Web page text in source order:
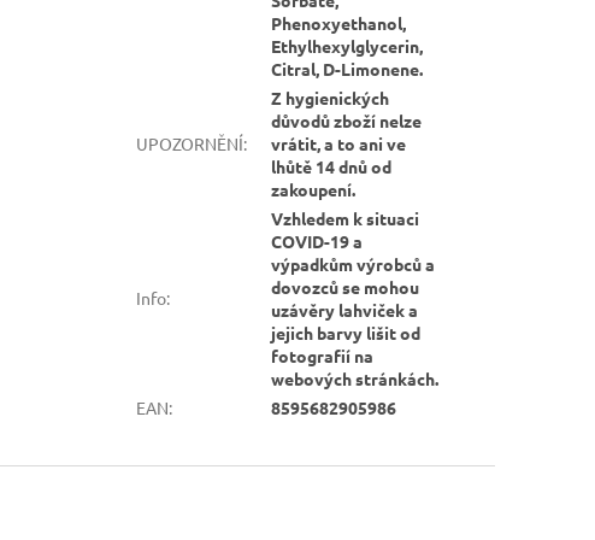
Phenoxyethanol,
Ethylhexylglycerin,
Citral, D-Limonene.
UPOZORNĚNÍ:
Z hygienických
důvodů zboží nelze
vrátit, a to ani ve
lhůtě 14 dnů od
zakoupení.
Info:
Vzhledem k situaci
COVID-19 a
výpadkům výrobců a
dovozců se mohou
uzávěry lahviček a
jejich barvy lišit od
fotografií na
webových stránkách.
EAN: 8595682905986